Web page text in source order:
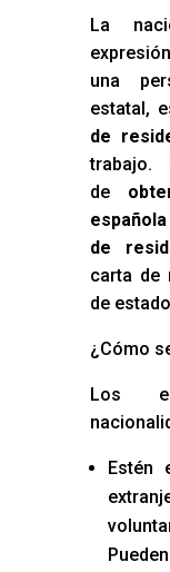
La
una
estatal,
de
trabajo.
de
de
carta de
de
¿Cómo
Los
Estén